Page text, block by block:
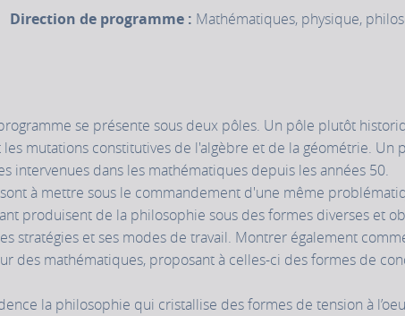
Direction de programme : Mathématiques, physique,
se présente sous deux pôles. Un pôle plutôt
les mutations constitutives de l'algèbre et de la géométrie.
intervenues dans les mathématiques depuis les années 50.
à mettre sous le commandement d'une même
produisent de la philosophie sous des formes diverses et
stratégies et ses modes de travail. Montrer également
des mathématiques, proposant à celles-ci des formes de
la philosophie qui cristallise des formes de tension à